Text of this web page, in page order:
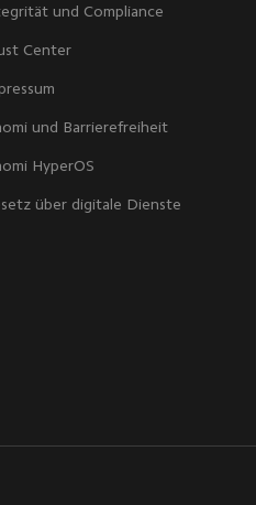
und Compliance
Center
und Barrierefreiheit
HyperOS
über digitale Dienste